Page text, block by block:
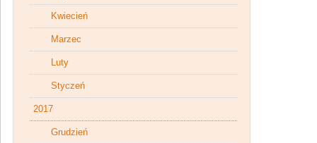
Kwiecień
Marzec
Luty
Styczeń
2017
Grudzień